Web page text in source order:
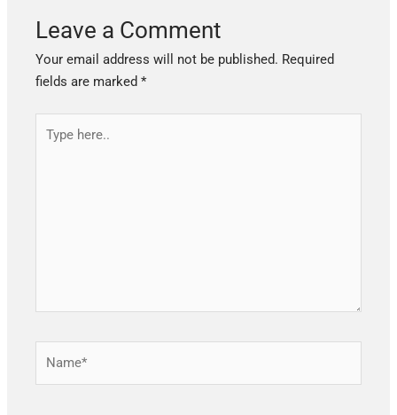
Leave a Comment
Your email address will not be published. Required
fields are marked*
here..